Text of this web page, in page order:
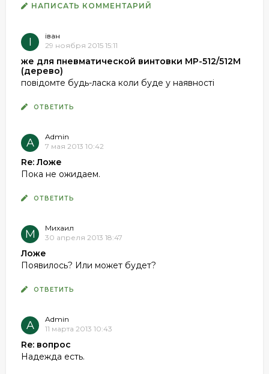
НАПИСАТЬ КОММЕНТАРИЙ
І
іван
29 ноября 2015 15:11
же для пневматической винтовки МР-512/512М
(дерево)
повідомте будь-ласка коли буде у наявності
ОТВЕТИТЬ
A
Admin
7 мая 2013 10:42
Re: Ложе
Пока не ожидаем.
ОТВЕТИТЬ
М
Михаил
30 апреля 2013 18:47
Ложе
Появилось? Или может будет?
ОТВЕТИТЬ
A
Admin
11 марта 2013 10:43
Re: вопрос
Надежда есть.